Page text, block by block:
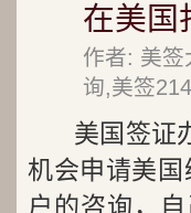
在美国
作者: 美签
询,美签
美国签证
机会申请美
户的咨询，